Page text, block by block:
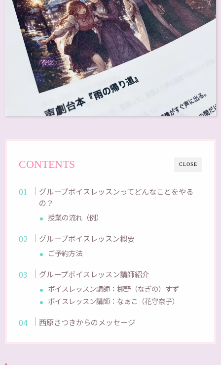
CLOSE
CONTENTS
グループボイスレッスンってどんなことをやる
の？
授業の流れ（例）
グループボイスレッスン概要
ご予約方法
グループボイスレッスン講師紹介
ボイスレッスン講師：梛野（なぎの）すず
ボイスレッスン講師：なぁこ（花守奈子）
西原さつきからのメッセージ